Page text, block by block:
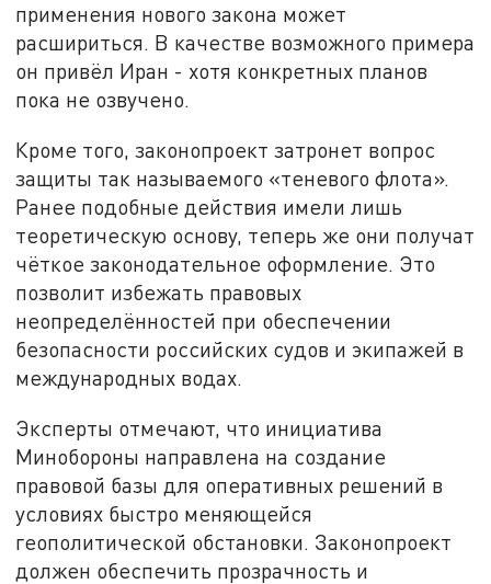
применения нового закона может
расшириться. В качестве возможного примера
он привёл Иран - хотя конкретных планов
пока не озвучено.
Кроме того, законопроект затронет вопрос
защиты так называемого «теневого флота».
Ранее подобные действия имели лишь
теоретическую основу, теперь же они получат
чёткое законодательное оформление. Это
позволит избежать правовых
неопределённостей при обеспечении
безопасности российских судов и экипажей в
международных водах.
Эксперты отмечают, что инициатива
Минобороны направлена на создание
правовой базы для оперативных решений в
условиях быстро меняющейся
геополитической обстановки. Законопроект
должен обеспечить прозрачность и